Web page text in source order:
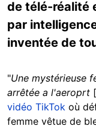
de télé-réalité
par
inventée de
"Une mystérieuse
arrêtée a l'aeroprt
vidéo TikTok où
femme vêtue de